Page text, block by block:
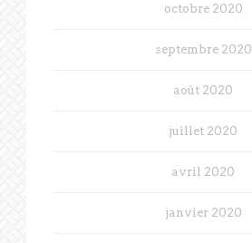
octobre 2020
septembre 2020
août 2020
juillet 2020
avril 2020
janvier 2020